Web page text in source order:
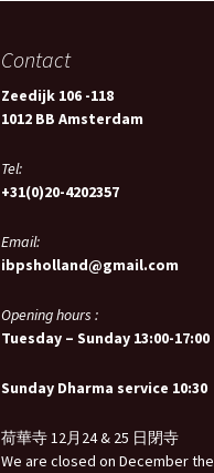
Contact
Zeedijk 106 -118
1012 BB Amsterdam
Tel:
+31(0)20-4202357
Email:
ibpsholland@gmail.com
Opening hours :
Tuesday – Sunday 13:00-17:00
Sunday Dharma service 10:30
荷華寺 12月24 & 25 日閉寺
We are closed on December the